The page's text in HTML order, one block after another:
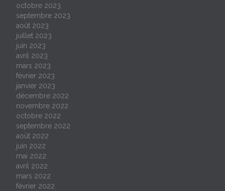
octobre 2023
septembre 2023
août 2023
juillet 2023
juin 2023
avril 2023
mars 2023
février 2023
janvier 2023
décembre 2022
novembre 2022
octobre 2022
septembre 2022
août 2022
juin 2022
mai 2022
avril 2022
mars 2022
février 2022